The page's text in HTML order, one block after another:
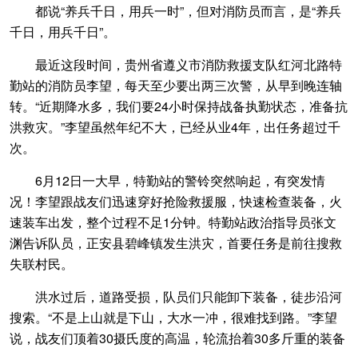
都说“养兵千日，用兵一时”，但对消防员而言，是“养兵
千日，用兵千日”。
最近这段时间，贵州省遵义市消防救援支队红河北路特
勤站的消防员李望，每天至少要出两三次警，从早到晚连轴
转。“近期降水多，我们要24小时保持战备执勤状态，准备抗
洪救灾。”李望虽然年纪不大，已经从业4年，出任务超过千
次。
6月12日一大早，特勤站的警铃突然响起，有突发情
况！李望跟战友们迅速穿好抢险救援服，快速检查装备，火
速装车出发，整个过程不足1分钟。特勤站政治指导员张文
渊告诉队员，正安县碧峰镇发生洪灾，首要任务是前往搜救
失联村民。
洪水过后，道路受损，队员们只能卸下装备，徒步沿河
搜索。“不是上山就是下山，大水一冲，很难找到路。”李望
说，战友们顶着30摄氏度的高温，轮流抬着30多斤重的装备